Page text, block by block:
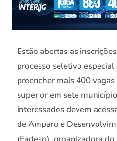
Estão abertas as
processo seletivo especial
preencher mais 400
superior em sete
interessados devem
de Amparo e